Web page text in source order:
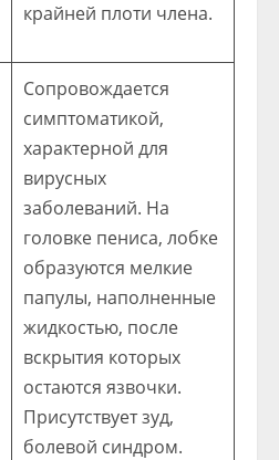
крайней плоти члена.
Сопровождается
симптоматикой,
характерной для
вирусных
заболеваний. На
головке пениса, лобке
образуются мелкие
папулы, наполненные
жидкостью, после
вскрытия которых
остаются язвочки.
Присутствует зуд,
болевой синдром.